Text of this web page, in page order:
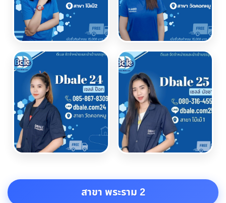
สาขา พระราม 2